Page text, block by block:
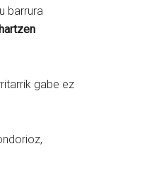
barrura
gabe ez